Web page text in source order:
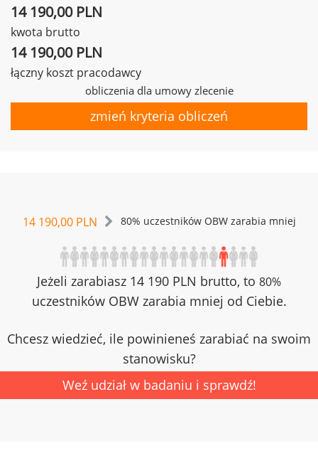
14 190,00 PLN
kwota brutto
14 190,00 PLN
łączny koszt pracodawcy
obliczenia dla umowy zlecenie
zmień kryteria obliczeń
14 190,00 PLN 80% uczestników OBW zarabia mniej
Jeżeli zarabiasz 14 190 PLN brutto, to 80%
uczestników OBW zarabia mniej od Ciebie.
Chcesz wiedzieć, ile powinieneś zarabiać na swoim
stanowisku?
Weź udział w badaniu i sprawdź!